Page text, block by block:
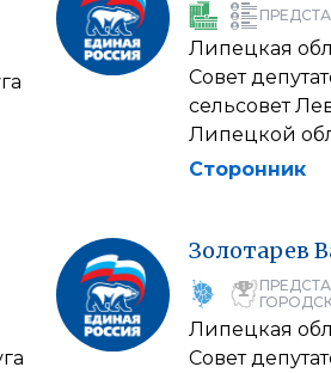
Липецкая
Совет
сельсовет
Липецкой
Сторонник
Золотарев
Липецкая
Совет